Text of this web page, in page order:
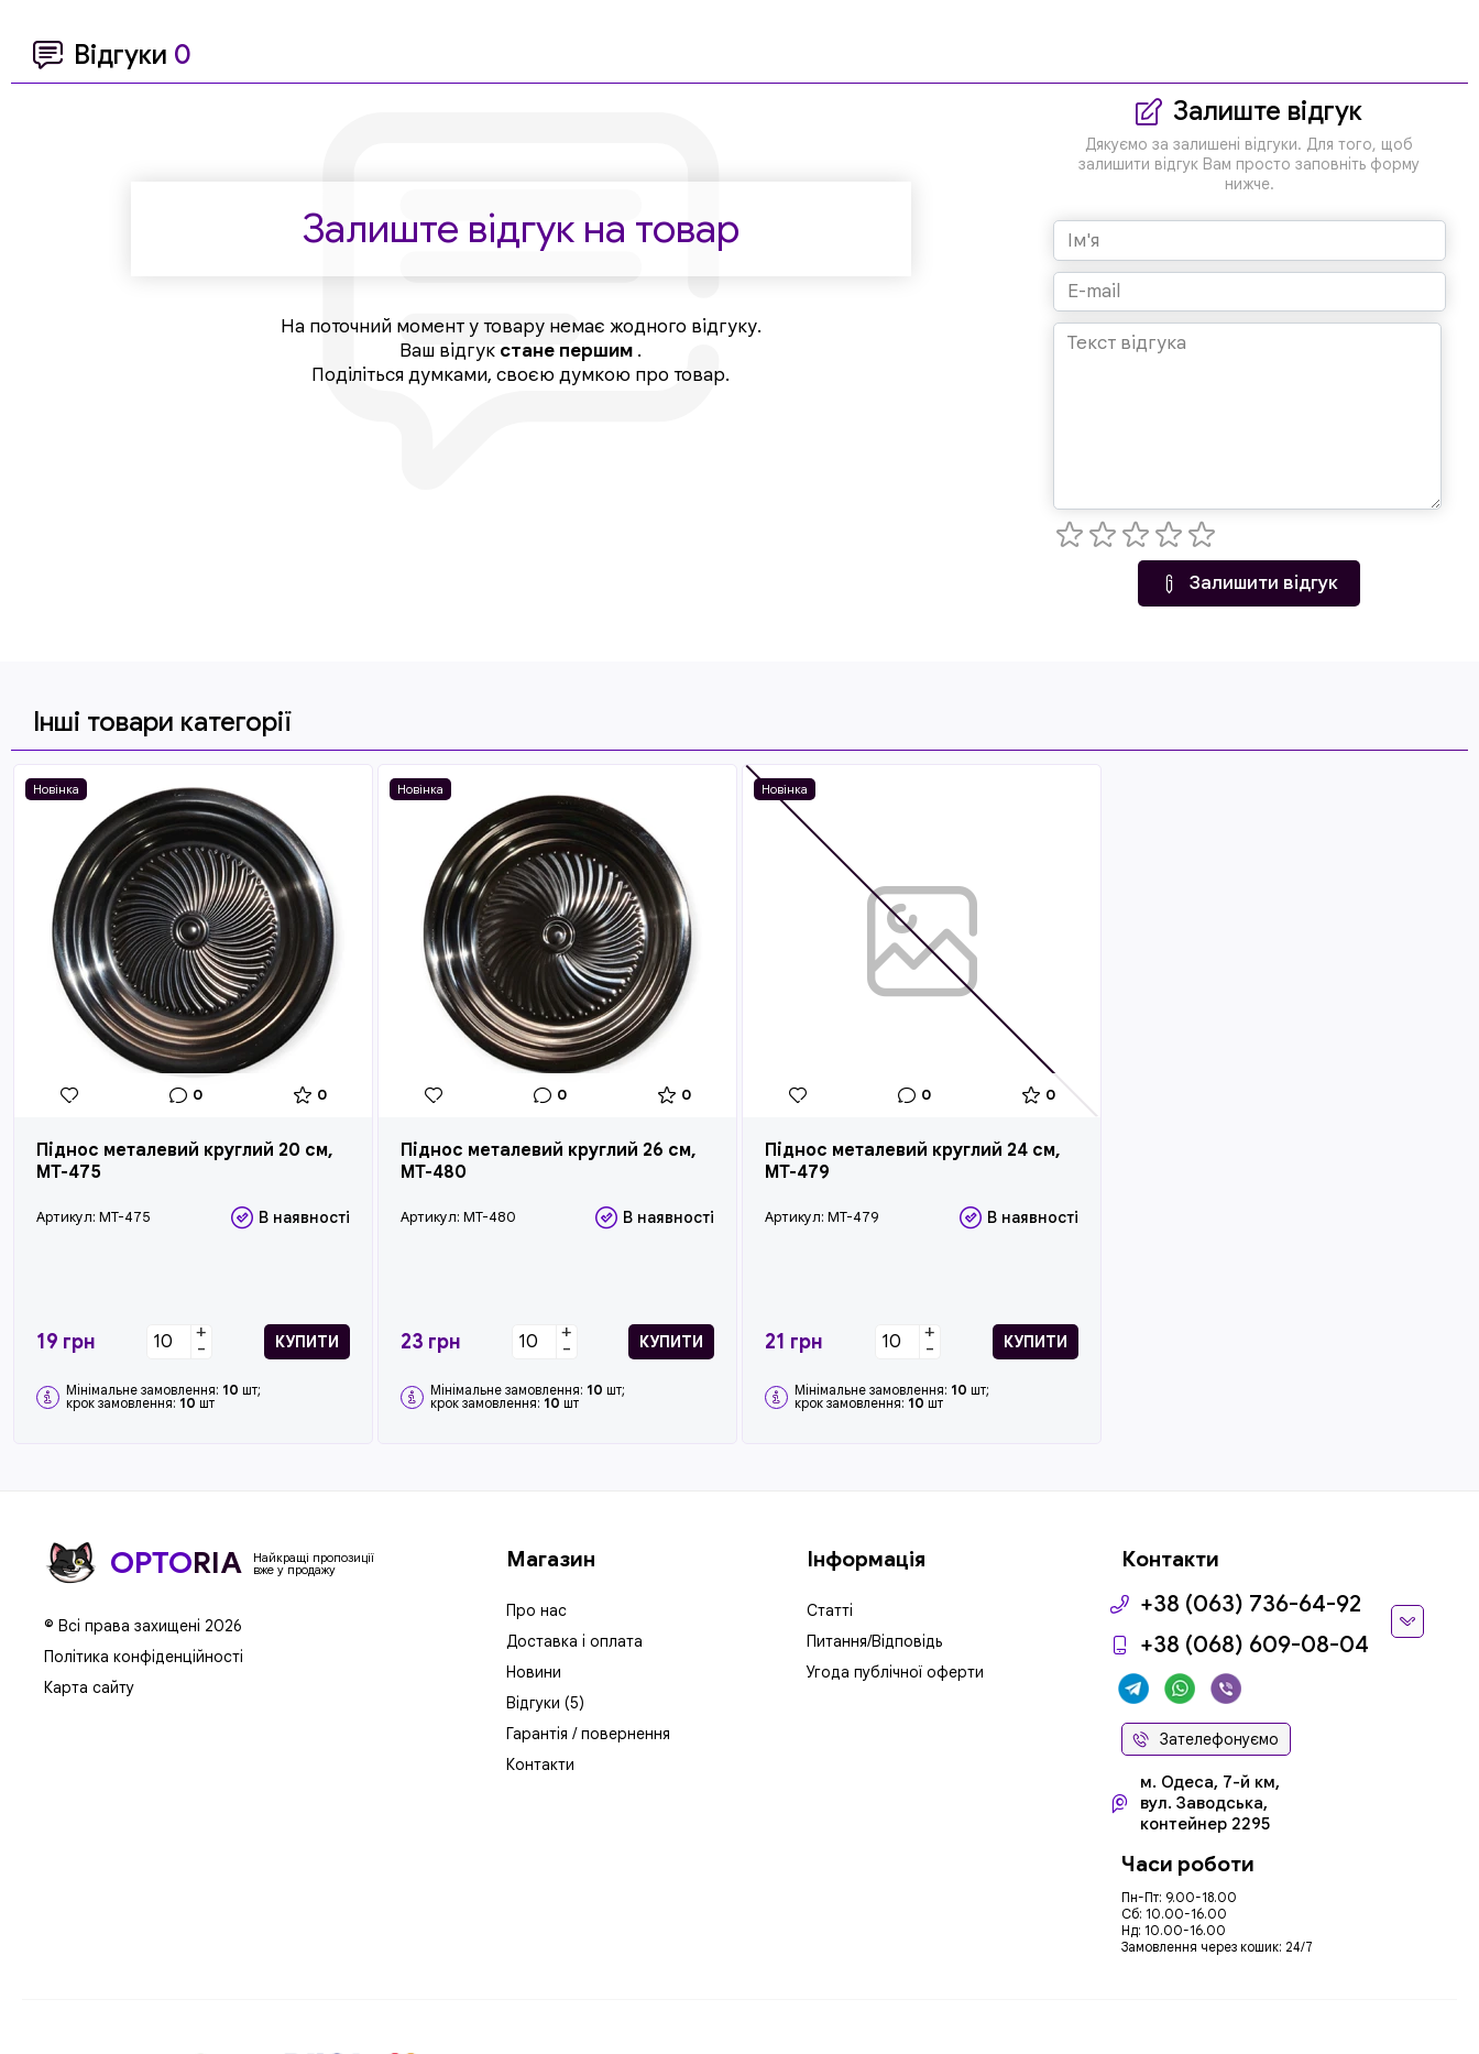
Відгуки 0
Залиште відгук на товар
На поточний момент у товару немає жодного відгуку.
Ваш відгук стане першим .
Поділіться думками, своєю думкою про товар.
Залиште відгук
Дякуємо за залишені відгуки. Для того, щоб
залишити відгук Вам просто заповніть форму
нижче.
Залишити відгук
Інші товари категорії
Новінка
0 0
Піднос металевий круглий 20 см,
MT-475
Артикул: MT-475 В наявності
19 грн +
- КУПИТИ
Мінімальне замовлення: 10 шт;
крок замовлення: 10 шт
Новінка
0 0
Піднос металевий круглий 26 см,
MT-480
Артикул: MT-480 В наявності
23 грн +
- КУПИТИ
Мінімальне замовлення: 10 шт;
крок замовлення: 10 шт
Новінка
0 0
Піднос металевий круглий 24 см,
MT-479
Артикул: MT-479 В наявності
21 грн +
- КУПИТИ
Мінімальне замовлення: 10 шт;
крок замовлення: 10 шт
OPTORIA Найкращі пропозиції
вже у продажу
© Всі права захищені 2026
Політика конфіденційності
Карта сайту
Магазин
Про нас
Доставка і оплата
Новини
Відгуки (5)
Гарантія / повернення
Контакти
Інформація
Статті
Питання/Відповідь
Угода публічної оферти
Контакти
+38 (063) 736-64-92
+38 (068) 609-08-04
Зателефонуємо
м. Одеса, 7-й км,
вул. Заводська,
контейнер 2295
Часи роботи
Пн-Пт: 9.00-18.00
Сб: 10.00-16.00
Нд: 10.00-16.00
Замовлення через кошик: 24/7